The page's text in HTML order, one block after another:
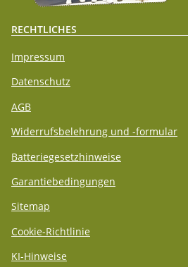
RECHTLICHES
Impressum
Datenschutz
AGB
Widerrufsbelehrung und -formular
Batteriegesetzhinweise
Garantiebedingungen
Sitemap
Cookie-Richtlinie
KI-Hinweise